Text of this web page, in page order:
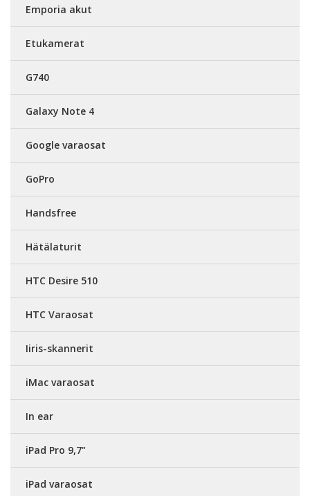
Emporia akut
Etukamerat
G740
Galaxy Note 4
Google varaosat
GoPro
Handsfree
Hätälaturit
HTC Desire 510
HTC Varaosat
Iiris-skannerit
iMac varaosat
In ear
iPad Pro 9,7"
iPad varaosat